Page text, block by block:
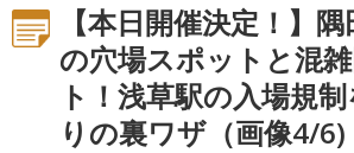
【本日開催決定！】
の穴場スポットと混
ト！浅草駅の入場規
りの裏ワザ（画像4/6)